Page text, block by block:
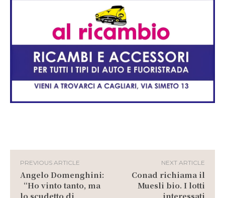
PREVIOUS ARTICLE
Angelo Domenghini:
“Ho vinto tanto, ma
lo scudetto di
NEXT ARTICLE
Conad richiama il
Muesli bio. I lotti
interessati